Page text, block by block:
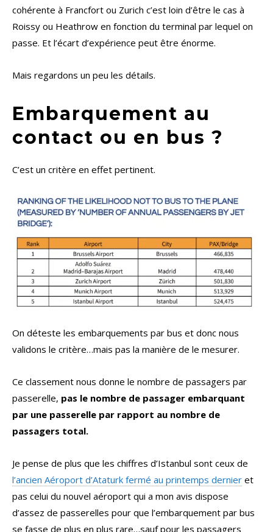
cohérente à Francfort ou Zurich c’est loin d’être le cas à
Roissy ou Heathrow en fonction du terminal par lequel on
passe. Et l’écart d’expérience peut être énorme.
Mais regardons un peu les détails.
Embarquement au
contact ou en bus ?
C’est un critère en effet pertinent.
On déteste les embarquements par bus et donc nous
validons le critère…mais pas la manière de le mesurer.
Ce classement nous donne le nombre de passagers par
passerelle, pas le nombre de passager embarquant
par une passerelle par rapport au nombre de
passagers total.
Je pense de plus que les chiffres d’Istanbul sont ceux de
l’ancien Aéroport d’Ataturk fermé au printemps dernier et
pas celui du nouvel aéroport qui a mon avis dispose
d’assez de passerelles pour que l’embarquement par bus
se fasse de plus en plus rare…sauf pour les passagers